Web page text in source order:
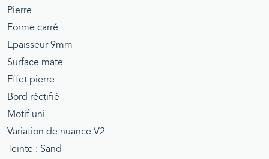
Pierre
Forme carré
Epaisseur 9mm
Surface mate
Effet pierre
Bord réctifié
Motif uni
Variation de nuance V2
Teinte : Sand